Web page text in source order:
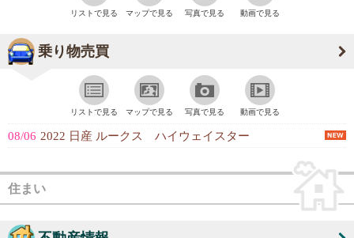
リストで見る マップで見る 写真で見る 動画で見る
乗り物売買
リストで見る マップで見る 写真で見る 動画で見る
08/06 2022 日産 ルークス ハイウェイスター
住まい